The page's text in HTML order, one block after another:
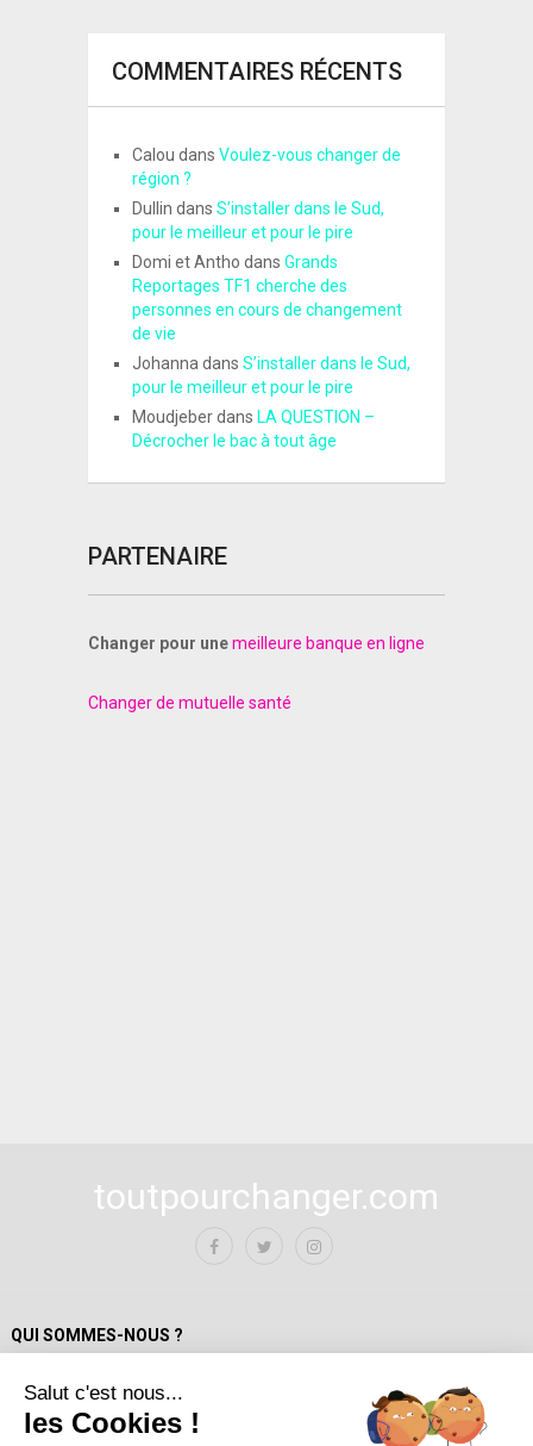
COMMENTAIRES RÉCENTS
Calou dans Voulez-vous changer de
région ?
Dullin dans S’installer dans le Sud,
pour le meilleur et pour le pire
Domi et Antho dans Grands
Reportages TF1 cherche des
personnes en cours de changement
de vie
Johanna dans S’installer dans le Sud,
pour le meilleur et pour le pire
Moudjeberdans LA QUESTION –
Décrocher le bac à tout âge
PARTENAIRE
Changer pour unemeilleure banque en ligne
Changer de mutuelle santé
toutpourchanger.com
QUI SOMMES-NOUS ?
Mentions Légales
Politique de confidentialité
Salut c'est nous...
les Cookies !